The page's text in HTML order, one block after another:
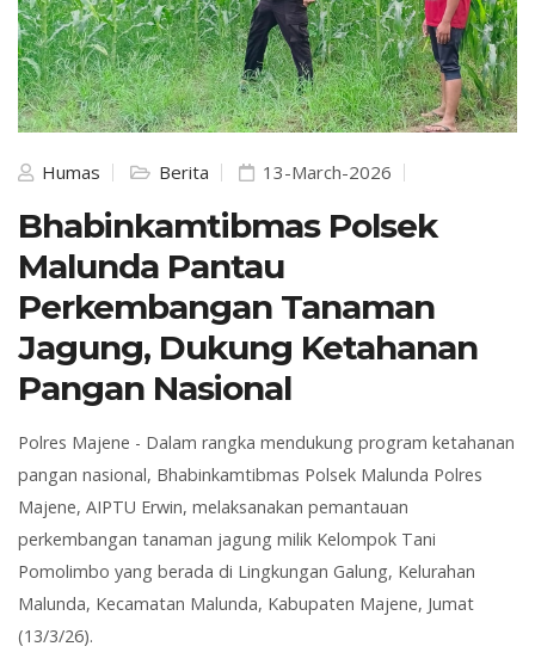
Humas Berita 13-March-2026
Bhabinkamtibmas Polsek
Malunda Pantau
Perkembangan Tanaman
Jagung, Dukung Ketahanan
Pangan Nasional
Polres Majene - Dalam rangka mendukung program ketahanan
pangan nasional, Bhabinkamtibmas Polsek Malunda Polres
Majene, AIPTU Erwin, melaksanakan pemantauan
perkembangan tanaman jagung milik Kelompok Tani
Pomolimbo yang berada di Lingkungan Galung, Kelurahan
Malunda, Kecamatan Malunda, Kabupaten Majene, Jumat
(13/3/26).